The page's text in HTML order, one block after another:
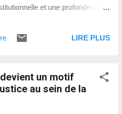
et une profonde crise
en Haïti (HMUN-JEACHA),
par JEACHA (Jeunes
le Changement) avec le soutien
LIRE PLUS
un motif
au sein de la